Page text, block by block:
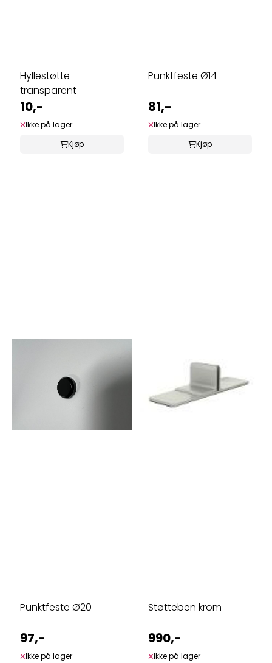
Hyllestøtte
transparent
10,-
Ikke på lager
Kjøp
Punktfeste Ø14
81,-
Ikke på lager
Kjøp
Punktfeste Ø20
97,-
Ikke på lager
Støtteben krom
990,-
Ikke på lager